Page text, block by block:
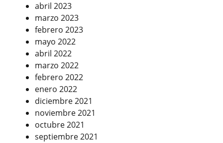
abril 2023
marzo 2023
febrero 2023
mayo 2022
abril 2022
marzo 2022
febrero 2022
enero 2022
diciembre 2021
noviembre 2021
octubre 2021
septiembre 2021